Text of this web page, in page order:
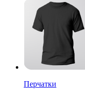
Перчатки